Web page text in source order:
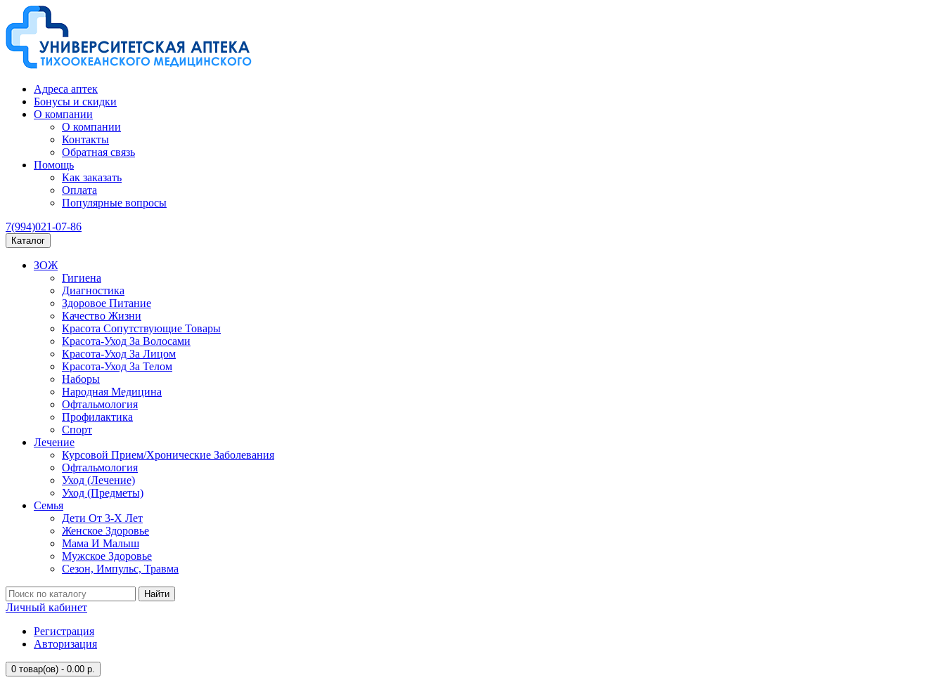
Адреса аптек
Бонусы и скидки
О компании
О компании
Контакты
Обратная связь
Помощь
Как заказать
Оплата
Популярные вопросы
7(994)021-07-86
Каталог
ЗОЖ
Гигиена
Диагностика
Здоровое Питание
Качество Жизни
Красота Сопутствующие Товары
Красота-Уход За Волосами
Красота-Уход За Лицом
Красота-Уход За Телом
Наборы
Народная Медицина
Офтальмология
Профилактика
Спорт
Лечение
Курсовой Прием/Хронические Заболевания
Офтальмология
Уход (Лечение)
Уход (Предметы)
Семья
Дети От 3-Х Лет
Женское Здоровье
Мама И Малыш
Мужское Здоровье
Сезон, Импульс, Травма
Найти
Личный кабинет
Регистрация
Авторизация
0 товар(ов) - 0.00 р.